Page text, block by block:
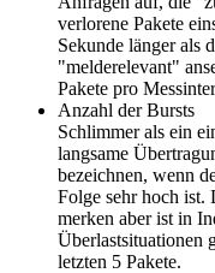
verlorene Pakete
Sekunde länger als
"melderelevant"
Pakete pro
Anzahl der Bursts
Schlimmer als ein
langsame
bezeichnen, wenn
Folge sehr hoch ist.
merken aber ist in
Überlastsituationen
letzten 5 Pakete.